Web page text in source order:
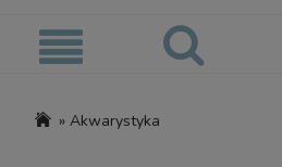
» Akwarystyka